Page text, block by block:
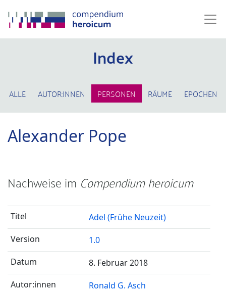
Index
ALLE AUTOR:INNEN PERSONEN RÄUME EPOCHEN
Alexander Pope
Nachweise im Compendium heroicum
Adel (Frühe Neuzeit)
1.0
8. Februar 2018
Ronald G. Asch